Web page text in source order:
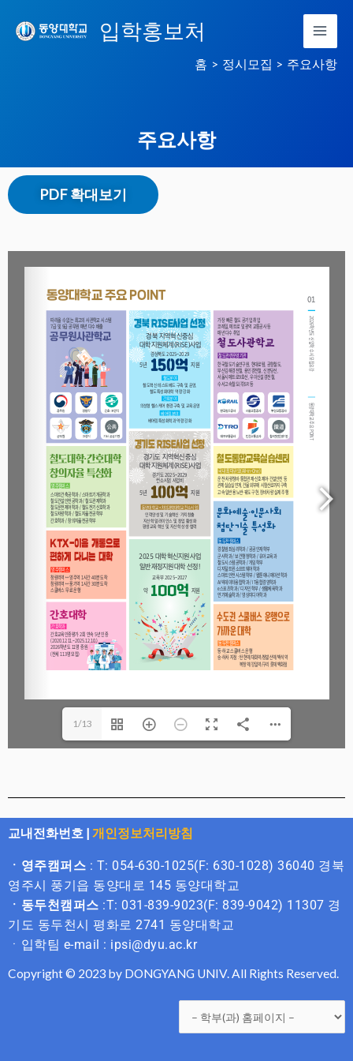
기
입학홍보처
홈 정시모집 주요사항
주요사항
PDF 확대보기
1/13
교내전화번호 | 개인정보처리방침
ㆍ영주캠퍼스 : T: 054-630-1025(F: 630-1028) 36040 경북
영주시 풍기읍 동양대로 145 동양대학교
ㆍ동두천캠퍼스 :T: 031-839-9023(F: 839-9042) 11307 경
기도 동두천시 평화로 2741 동양대학교
ㆍ입학팀 e-mail : ipsi@dyu.ac.kr
Copyright © 2023 by DONGYANG UNIV. All Rights Reserved.